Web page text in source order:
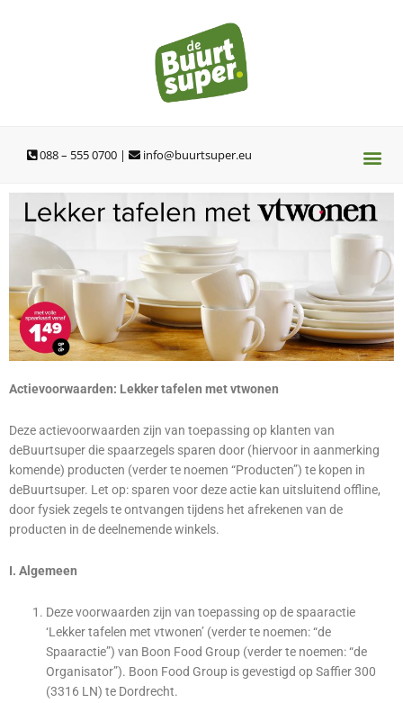
088 – 555 0700 | info@buurtsuper.eu
Actievoorwaarden: Lekker tafelen met vtwonen
Deze actievoorwaarden zijn van toepassing op klanten van
deBuurtsuper die spaarzegels sparen door (hiervoor in aanmerking
komende) producten (verder te noemen “Producten”) te kopen in
deBuurtsuper. Let op: sparen voor deze actie kan uitsluitend offline,
door fysiek zegels te ontvangen tijdens het afrekenen van de
producten in de deelnemende winkels.
I. Algemeen
Deze voorwaarden zijn van toepassing op de spaaractie
‘Lekker tafelen met vtwonen’ (verder te noemen: “de
Spaaractie”) van Boon Food Group (verder te noemen: “de
Organisator”). Boon Food Group is gevestigd op Saffier 300
(3316 LN) te Dordrecht.